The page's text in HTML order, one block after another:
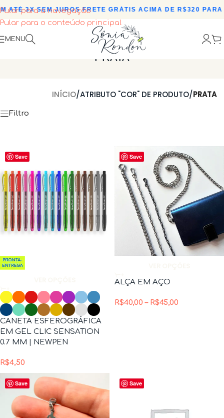
Pular para a navegação
Pular para o conteúdo principal
ATÉ 3X SEM JUROS•FRETE GRÁTIS ACIMA DE R$320 PARA
MENU
PRATA
INÍCIO/ATRIBUTO "COR" DE PRODUTO/PRATA
Filtro
Save
CANETA ESFEROGRÁFICA
EM GEL CLIC SENSATION
0.7 MM | NEWPEN
R$4,50
Save
ALÇA EM AÇO
R$40,00 – R$45,00
Save Save